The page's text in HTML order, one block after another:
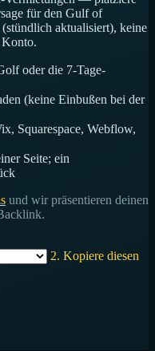
für den Gulf of
aktualisiert), keine
oder die 7-Tage-
(keine Einbußen bei der
Squarespace, Webflow,
Seite; ein
und wir präsentieren deinen
2. Kopiere diesen